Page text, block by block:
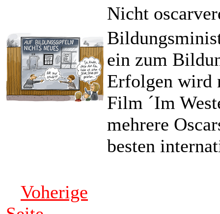
Nicht
ein zum
Erfolgen wird
Film ´Im
mehrere
besten
Voherige